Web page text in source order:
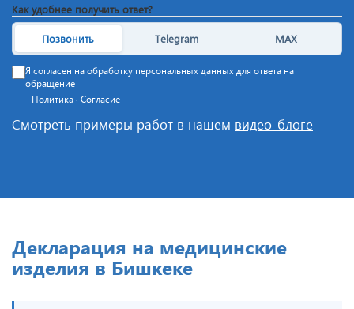
Как удобнее получить ответ?
Позвонить Telegram MAX
Я согласен на обработку персональных данных для ответа на
обращение
Политика · Согласие
Смотреть примеры работ в нашем видео-блоге
Декларация на медицинские
изделия в Бишкеке